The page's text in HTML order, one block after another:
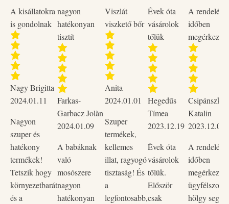
A kisállatokra
is gondolnak
Nagy Brigitta
2024.01.11
Nagyon
szuper és
hatékony
termékek!
Tetszik hogy
környezetbarát
és a
nagyon
hatékonyan
tisztít
Farkas-
Garbacz Jolàn
2024.01.09
A babáknak
való
mosószere
nagyon
hatékonyan
Viszlát
viszkető bőr
Anita
2024.01.01
Szuper
termékek,
kellemes
illat, ragyogó
tisztaság! És
a
legfontosabb,
Évek óta
vásárolok
tőlük
Hegedűs
Tímea
2023.12.19
Évek óta
vásárolok
tőlük.
Először
csak
A
időben
megérkezett
Csipánszky
Katalin
2023.12.02
A
időben
hölgy